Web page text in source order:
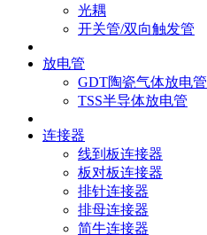
光耦
开关管/双向触发管
放电管
GDT陶瓷气体放电管
TSS半导体放电管
连接器
线到板连接器
板对板连接器
排针连接器
排母连接器
简牛连接器